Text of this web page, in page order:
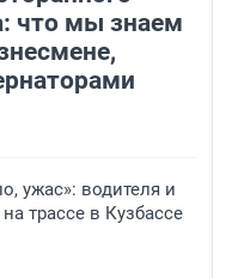
что мы знаем
ужас»: водителя и
трассе в Кузбассе